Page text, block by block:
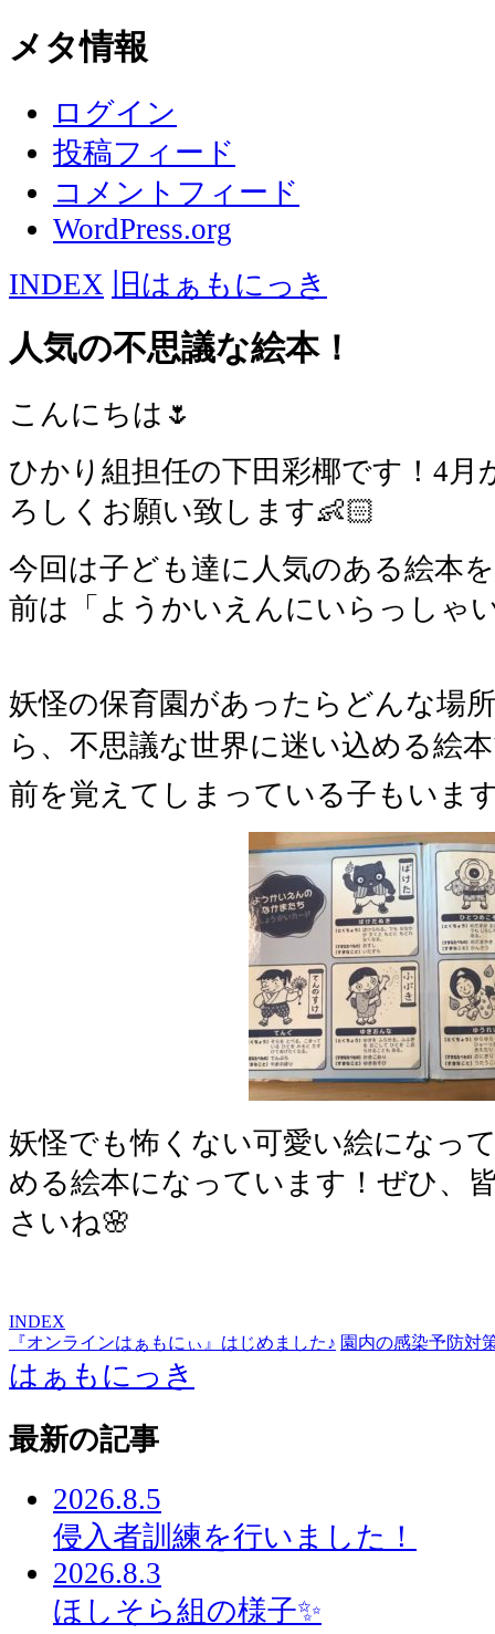
メタ情報
ログイン
投稿フィード
コメントフィード
WordPress.org
INDEX
旧はぁもにっき
人気の不思議な絵本！
こんにちは🌷
ひかり組担任の下田彩椰です！4月
ろしくお願い致します👶🏻
今回は子ども達に人気のある絵本
前は「ようかいえんにいらっしゃ
妖怪の保育園があったらどんな場
ら、不思議な世界に迷い込める絵
前を覚えてしまっている子もいま
妖怪でも怖くない可愛い絵になっ
める絵本になっています！ぜひ、
さいね🌸
INDEX
『オンラインはぁもにぃ』はじめました♪ 園内の感染予防対
はぁもにっき
最新の記事
2026.8.5
侵入者訓練を行いました！
2026.8.3
ほしそら組の様子✨